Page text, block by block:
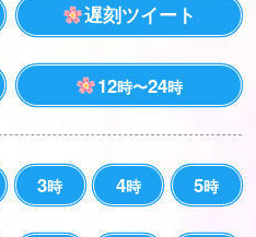
遅刻ツイート
12時〜24時
3時 4時 5時